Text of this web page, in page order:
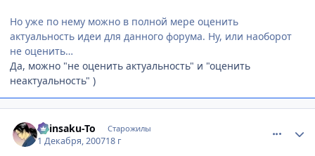
Но уже по нему можно в полной мере оценить
актуальность идеи для данного форума. Ну, или наоборот
не оценить…
Да, можно "не оценить актуальность" и "оценить
неактуальность" )
Shinsaku-To Старожилы
1 Декабря, 200718 г